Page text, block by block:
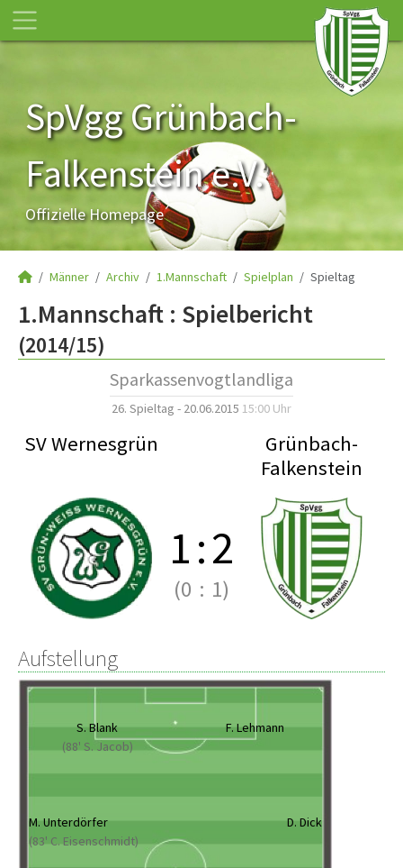
SpVgg Grünbach-
Falkenstein e.V.
Offizielle Homepage
Männer Archiv 1.Mannschaft Spielplan Spieltag
1.Mannschaft : Spielbericht
(2014/15)
Sparkassenvogtlandliga
26. Spieltag - 20.06.2015 15:00 Uhr
SV Wernesgrün
Grünbach-
Falkenstein
1:2
(0 : 1)
Aufstellung
S. Blank
(88' S. Jacob)
F. Lehmann
M. Unterdörfer
(83' C. Eisenschmidt)
D. Dick